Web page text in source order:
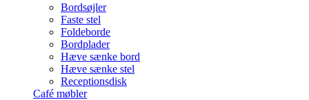
Bordsøjler
Faste stel
Foldeborde
Bordplader
Hæve sænke bord
Hæve sænke stel
Receptionsdisk
Café møbler